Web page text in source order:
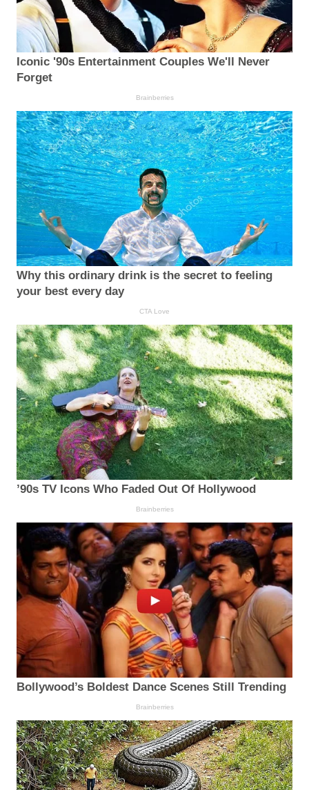
Iconic '90s Entertainment Couples We'll Never
Forget
Brainberries
Why this ordinary drink is the secret to feeling
your best every day
CTA Love
’90s TV Icons Who Faded Out Of Hollywood
Brainberries
Bollywood’s Boldest Dance Scenes Still Trending
Brainberries